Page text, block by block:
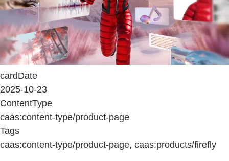
cardDate
2025-10-23
ContentType
caas:content-type/product-page
Tags
caas:content-type/product-page, caas:products/firefly